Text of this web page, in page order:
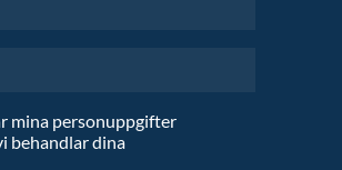
mina personuppgifter
behandlar dina